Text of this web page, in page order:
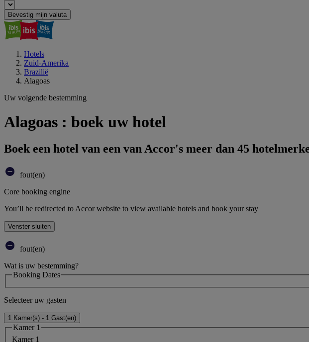
Bevestig mijn valuta
Hotels
Zuid-Amerika
Brazilië
Alagoas
Uw volgende bestemming
Alagoas : boek uw hotel
Boek een hotel van een van Accor's meer dan 45
fout(en)
Core booking engine
You’ll be redirected to Accor website to view available hotels and book your stay
Venster sluiten
fout(en)
Wat is uw bestemming?
Booking Dates
Selecteer uw gasten
1 Kamer(s) - 1 Gast(en)
Kamer 1
Kamer 1